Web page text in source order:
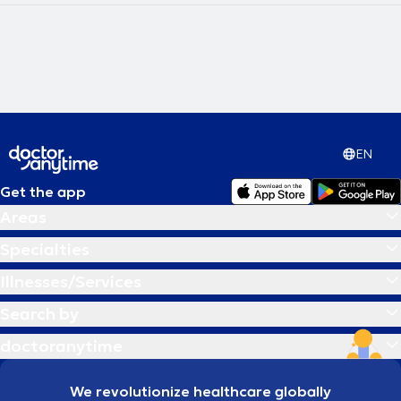
EN
Get the app
We revolutionize healthcare globally